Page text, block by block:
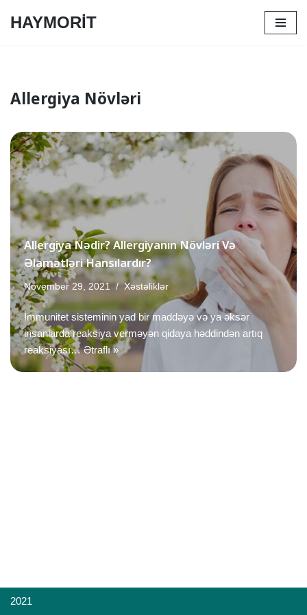
HAYMORİT
Allergiya Növləri
Allergiya Nədir? Allergiyanın Növləri Və
Əlamətləri Hansılardır?
November 29, 2021 Xəstəliklər
İmmunitet sisteminin yad bir maddəyə və ya əksər
insanlarda reaksiya verməyən qidaya həddindən artıq
reaksiyası…Ətraflı »
2021